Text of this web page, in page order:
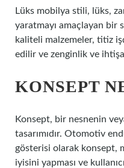
Lüks mobilya stili, lüks,
yaratmayı amaçlayan bir
kaliteli malzemeler, titiz
edilir ve zenginlik ve
KONSEPT
Konsept, bir nesnenin
tasarımıdır. Otomotiv
gösterisi olarak konsept,
iyisini yapması ve